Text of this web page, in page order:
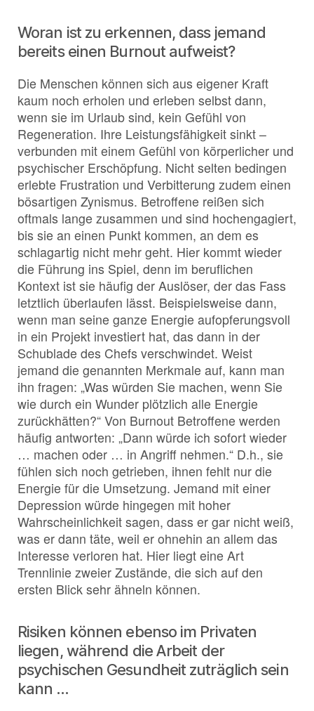
Woran ist zu erkennen, dass jemand
bereits einen Burnout aufweist?
Die Menschen können sich aus eigener Kraft
kaum noch erholen und erleben selbst dann,
wenn sie im Urlaub sind, kein Gefühl von
Regeneration. Ihre Leistungsfähigkeit sinkt –
verbunden mit einem Gefühl von körperlicher und
psychischer Erschöpfung. Nicht selten bedingen
erlebte Frustration und Verbitterung zudem einen
bösartigen Zynismus. Betroffene reißen sich
oftmals lange zusammen und sind hochengagiert,
bis sie an einen Punkt kommen, an dem es
schlagartig nicht mehr geht. Hier kommt wieder
die Führung ins Spiel, denn im beruflichen
Kontext ist sie häufig der Auslöser, der das Fass
letztlich überlaufen lässt. Beispielsweise dann,
wenn man seine ganze Energie aufopferungsvoll
in ein Projekt investiert hat, das dann in der
Schublade des Chefs verschwindet. Weist
jemand die genannten Merkmale auf, kann man
ihn fragen: „Was würden Sie machen, wenn Sie
wie durch ein Wunder plötzlich alle Energie
zurückhätten?“ Von Burnout Betroffene werden
häufig antworten: „Dann würde ich sofort wieder
… machen oder … in Angriff nehmen.“ D.h., sie
fühlen sich noch getrieben, ihnen fehlt nur die
Energie für die Umsetzung. Jemand mit einer
Depression würde hingegen mit hoher
Wahrscheinlichkeit sagen, dass er gar nicht weiß,
was er dann täte, weil er ohnehin an allem das
Interesse verloren hat. Hier liegt eine Art
Trennlinie zweier Zustände, die sich auf den
ersten Blick sehr ähneln können.
Risiken können ebenso im Privaten
liegen, während die Arbeit der
psychischen Gesundheit zuträglich sein
kann …